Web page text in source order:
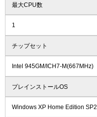
最大CPU数
1
チップセット
Intel 945GM/ICH7-M(667MHz)
プレインストールOS
Windows XP Home Edition SP2